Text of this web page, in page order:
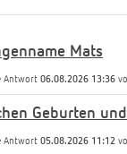
Mats
Antwort 06.08.2026 13:36
Geburten
Antwort 05.08.2026 11:12